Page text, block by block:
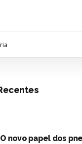
O novo papel dos